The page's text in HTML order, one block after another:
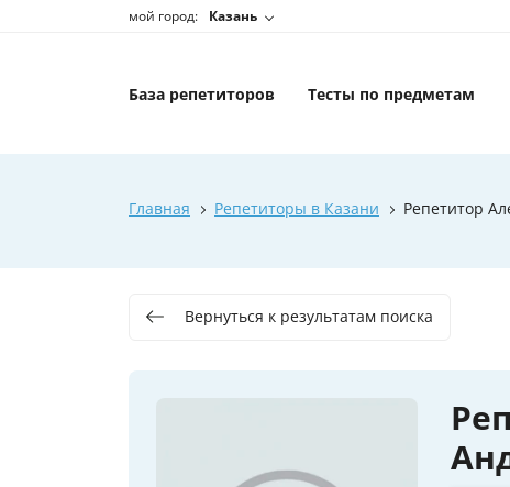
мой город: Казань
База репетиторов Тесты по предметам
Главная Репетиторы в Казани Репетитор
Вернуться к результатам поиска